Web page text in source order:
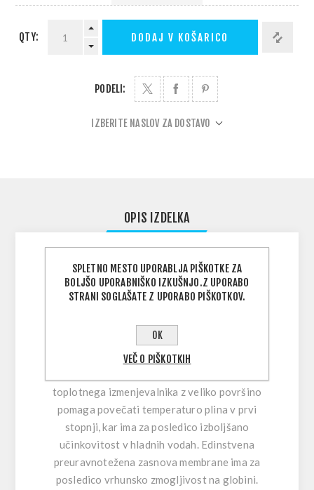
QTY: DODAJ V KOŠARICO
PODELI:
IZBERITE NASLOV ZA DOSTAVO
OPIS IZDELKA
PRVA STOPNJA:
Prebojna, inovativna preoblikovana končna
kapica prve stopnje in okoljska membrana
povzroči prosti pretok prve stopnje v
ekstremnih okoliščinah. Prav tako ščiti prvo
toplotnega izmenjevalnika z veliko površino
pomaga povečati temperaturo plina v prvi
stopnji, kar ima za posledico izboljšano
učinkovitost v hladnih vodah. Edinstvena
preuravnotežena zasnova membrane ima za
posledico vrhunsko zmogljivost na globini.
SPLETNO MESTO UPORABLJA PIŠKOTKE ZA
BOLJŠO UPORABNIŠKO IZKUŠNJO.Z UPORABO
STRANI SOGLAŠATE Z UPORABO PIŠKOTKOV.
OK
VEČ O PIŠKOTKIH